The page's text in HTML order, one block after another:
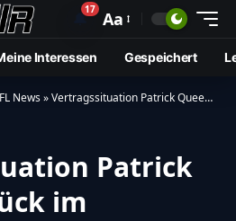
🔔17 Aa
Interessen Gespeichert
News»Vertragssituation Patrick Queen: “Glück im Unglück”?
Patrick
im